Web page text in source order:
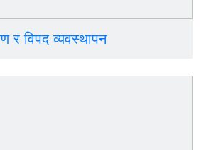
र विपद व्यवस्थापन